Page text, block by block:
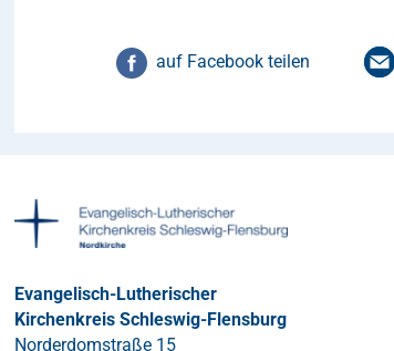
auf Facebook teilen
Evangelisch-Lutherischer
Kirchenkreis Schleswig-Flensburg
Norderdomstraße 15